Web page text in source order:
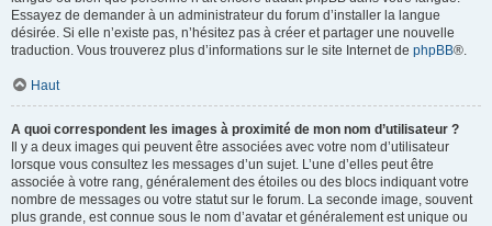
Essayez de demander à un administrateur du forum d’installer la langue
désirée. Si elle n’existe pas, n’hésitez pas à créer et partager une nouvelle
traduction. Vous trouverez plus d’informations sur le site Internet de phpBB®.
Haut
A quoi correspondent les images à proximité de mon nom d’utilisateur ?
Il y a deux images qui peuvent être associées avec votre nom d’utilisateur
lorsque vous consultez les messages d’un sujet. L’une d’elles peut être
associée à votre rang, généralement des étoiles ou des blocs indiquant votre
nombre de messages ou votre statut sur le forum. La seconde image, souvent
plus grande, est connue sous le nom d’avatar et généralement est unique ou